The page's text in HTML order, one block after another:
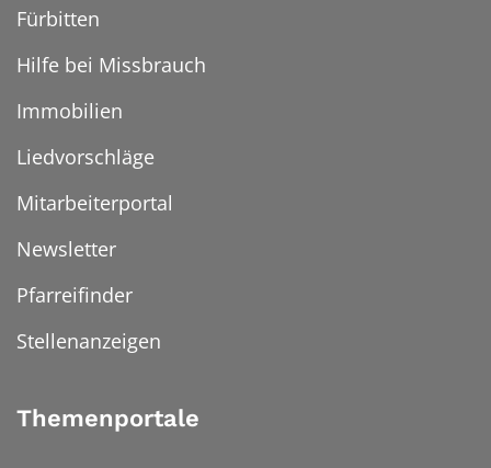
Fürbitten
Hilfe bei Missbrauch
Immobilien
Liedvorschläge
Mitarbeiterportal
Newsletter
Pfarreifinder
Stellenanzeigen
Themenportale